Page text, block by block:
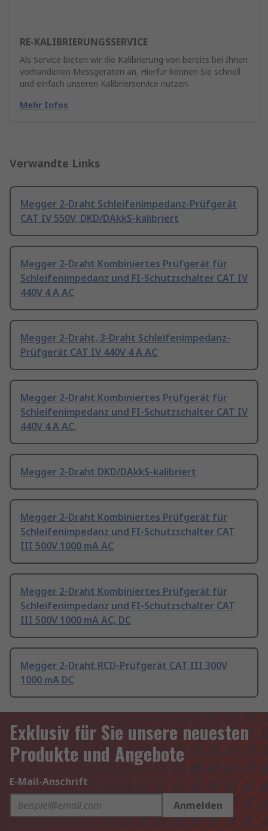
RE-KALIBRIERUNGSSERVICE
Als Service bieten wir die Kalibrierung von bereits bei Ihnen
vorhandenen Messgeräten an. Hierfür können Sie schnell
und einfach unseren Kalibrierservice nutzen.
Mehr Infos
Verwandte Links
Megger 2-Draht Schleifenimpedanz-Prüfgerät
CAT IV 550V, DKD/DAkkS-kalibriert
Megger 2-Draht Kombiniertes Prüfgerät für
Schleifenimpedanz und FI-Schutzschalter CAT IV
440V 4 A AC
Megger 2-Draht, 3-Draht Schleifenimpedanz-
Prüfgerät CAT IV 440V 4 A AC
Megger 2-Draht Kombiniertes Prüfgerät für
Schleifenimpedanz und FI-Schutzschalter CAT IV
440V 4 A AC,
Megger 2-Draht DKD/DAkkS-kalibriert
Megger 2-Draht Kombiniertes Prüfgerät für
Schleifenimpedanz und FI-Schutzschalter CAT
III 500V 1000 mA AC
Megger 2-Draht Kombiniertes Prüfgerät für
Schleifenimpedanz und FI-Schutzschalter CAT
III 500V 1000 mA AC, DC
Megger 2-Draht RCD-Prüfgerät CAT III 300V
1000 mA DC
Exklusiv für Sie unsere neuesten
Produkte und Angebote
E-Mail-Anschrift
Anmelden